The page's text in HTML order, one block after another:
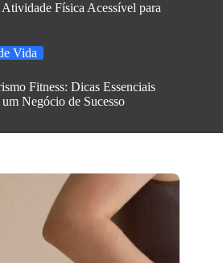
Física Acessível para
Vida
Fitness: Dicas Essenciais
Negócio de Sucesso